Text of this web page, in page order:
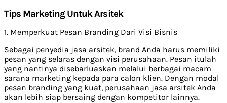
Tips Marketing Untuk Arsitek
1. Memperkuat Pesan Branding Dari Visi Bisnis
Sebagai penyedia jasa arsitek, brand Anda harus memiliki
pesan yang selaras dengan visi perusahaan. Pesan itulah
yang nantinya disebarluaskan melalui berbagai macam
sarana marketing kepada para calon klien. Dengan modal
pesan branding yang kuat, perusahaan jasa arsitek Anda
akan lebih siap bersaing dengan kompetitor lainnya.